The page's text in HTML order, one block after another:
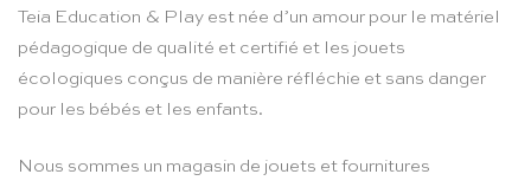
Teia Education & Play est née d’un amour pour le matériel
pédagogique de qualité et certifié et les jouets
écologiques conçus de manière réfléchie et sans danger
pour les bébés et les enfants.
Nous sommes un magasin de jouets et fournitures